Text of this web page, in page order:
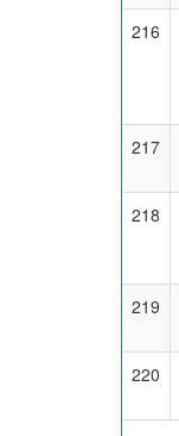
216
217
218
219
220